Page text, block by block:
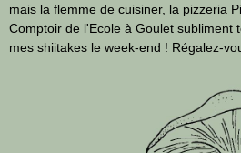
mais la flemme de cuisiner, la pizzeria
Comptoir de l'Ecole à Goulet subliment
mes shiitakes le week-end ! Régalez-